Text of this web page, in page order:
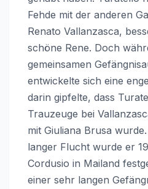
Fehde mit der anderen
Renato Vallanzasca,
schöne Rene. Doch
gemeinsamen
entwickelte sich eine
darin gipfelte, dass
Trauzeuge bei
mit Giuliana Brusa
langer Flucht wurde er
Cordusio in Mailand
einer sehr langen